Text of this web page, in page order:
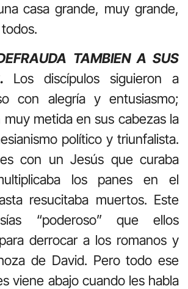
casa grande, muy grande,
TAMBIEN A SUS
Los discípulos siguieron a
con alegría y entusiasmo;
muy metida en sus cabezas la
político y triunfalista.
con un Jesús que curaba
los panes en el
resucitaba muertos. Este
“poderoso” que ellos
derrocar a los romanos y
de David. Pero todo ese
viene abajo cuando les habla